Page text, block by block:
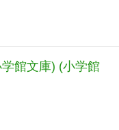
館文庫) (小学館